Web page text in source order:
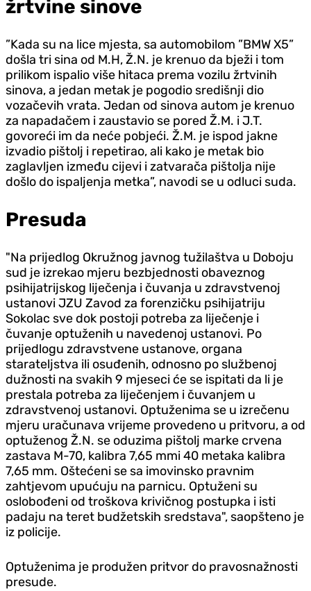
žrtvine sinove
”Kada su na lice mjesta, sa automobilom ”BMW X5”
došla tri sina od M.H, Ž.N. je krenuo da bježi i tom
prilikom ispalio više hitaca prema vozilu žrtvinih
sinova, a jedan metak je pogodio središnji dio
vozačevih vrata. Jedan od sinova autom je krenuo
za napadačem i zaustavio se pored Ž.M. i J.T.
govoreći im da neće pobjeći. Ž.M. je ispod jakne
izvadio pištolj i repetirao, ali kako je metak bio
zaglavljen između cijevi i zatvarača pištolja nije
došlo do ispaljenja metka”, navodi se u odluci suda.
Presuda
"Na prijedlog Okružnog javnog tužilaštva u Doboju
sud je izrekao mjeru bezbjednosti obaveznog
psihijatrijskog liječenja i čuvanja u zdravstvenoj
ustanovi JZU Zavod za forenzičku psihijatriju
Sokolac sve dok postoji potreba za liječenje i
čuvanje optuženih u navedenoj ustanovi. Po
prijedlogu zdravstvene ustanove, organa
starateljstva ili osuđenih, odnosno po službenoj
dužnosti na svakih 9 mjeseci će se ispitati da li je
prestala potreba za liječenjem i čuvanjem u
zdravstvenoj ustanovi. Optuženima se u izrečenu
mjeru uračunava vrijeme provedeno u pritvoru, a od
optuženog Ž.N. se oduzima pištolj marke crvena
zastava M-70, kalibra 7,65 mmi 40 metaka kalibra
7,65 mm. Oštećeni se sa imovinsko pravnim
zahtjevom upućuju na parnicu. Optuženi su
oslobođeni od troškova krivičnog postupka i isti
padaju na teret budžetskih sredstava", saopšteno je
iz policije.
Optuženima je produžen pritvor do pravosnažnosti
presude.